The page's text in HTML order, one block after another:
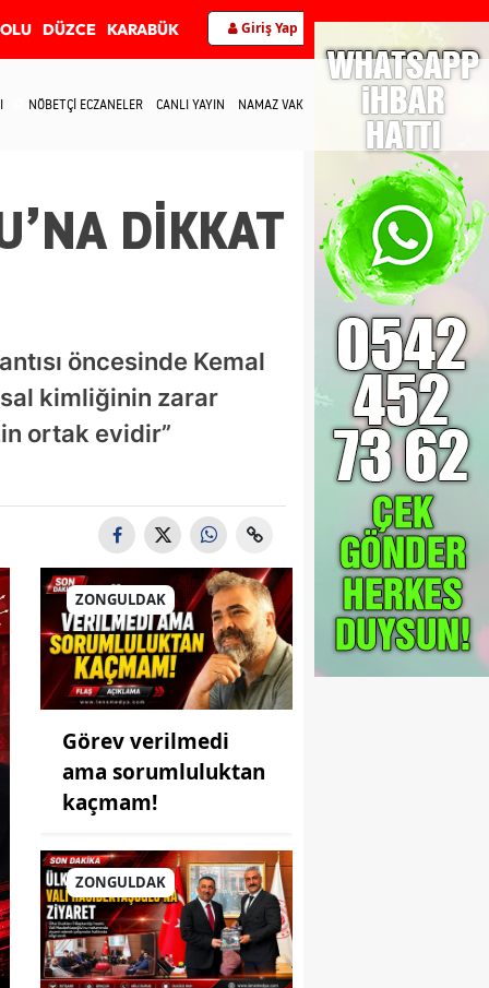
DÜZCE KARABÜK Giriş Yap
NÖBETÇİ ECZANELER CANLI YAYIN NAMAZ VAKİTLERİ İLETİŞİM
DİKKAT
öncesinde Kemal
kimliğinin zarar
ortak evidir”
ZONGULDAK
Görev verilmedi
ama sorumluluktan
kaçmam!
ZONGULDAK